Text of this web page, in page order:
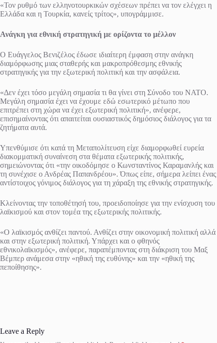
«Τον ρυθμό των ελληνοτουρκικών σχέσεων πρέπει να τον ελέγχει η
Ελλάδα και η Τουρκία, κανείς τρίτος», υπογράμμισε.
Ανάγκη για εθνική στρατηγική με ορίζοντα το μέλλον
Ο Ευάγγελος Βενιζέλος έδωσε ιδιαίτερη έμφαση στην ανάγκη
διαμόρφωσης μιας σταθερής και μακροπρόθεσμης εθνικής
στρατηγικής για την εξωτερική πολιτική και την ασφάλεια.
«Δεν έχει τόσο μεγάλη σημασία τι θα γίνει στη Σύνοδο του ΝΑΤΟ.
Μεγάλη σημασία έχει να έχουμε εδώ εσωτερικό μέτωπο που
επιτρέπει στη χώρα να έχει εξωτερική πολιτική», ανέφερε,
επισημαίνοντας ότι απαιτείται ουσιαστικός δημόσιος διάλογος για τα
ζητήματα αυτά.
Υπενθύμισε ότι κατά τη Μεταπολίτευση είχε διαμορφωθεί ευρεία
διακομματική συναίνεση στα θέματα εξωτερικής πολιτικής,
σημειώνοντας ότι «την οικοδόμησε ο Κωνσταντίνος Καραμανλής και
τη συνέχισε ο Ανδρέας Παπανδρέου». Όπως είπε, σήμερα λείπει ένας
αντίστοιχος γόνιμος διάλογος για τη χάραξη της εθνικής στρατηγικής.
Κλείνοντας την τοποθέτησή του, προειδοποίησε για την ενίσχυση του
λαϊκισμού και στον τομέα της εξωτερικής πολιτικής.
«Ο λαϊκισμός ανθίζει παντού. Ανθίζει στην οικονομική πολιτική αλλά
και στην εξωτερική πολιτική. Υπάρχει και ο φθηνός
εθνικολαϊκισμός», ανέφερε, παραπέμποντας στη διάκριση του Μαξ
Βέμπερ ανάμεσα στην «ηθική της ευθύνης» και την «ηθική της
πεποίθησης».
Leave a Reply